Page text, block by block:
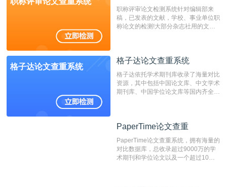
职称评审论文检测系统针对编辑部来
稿，已发表的文献，学校、事业单位职
称论文的检测!大部分杂志社用的文献
编辑部检测来稿和已发表的文献,检测
测时注意填写第一作者,才能排除已发
表文献复制比。（限制字符数1万）
格子达论文查重系统
格子达论文查重系统
格子达依托学术期刊库收录了海量对比
资源，其中包括中国论文库、中文学术
期刊库、中国学位论文库等国内齐全的
系统，可检测中文、英文两种语言的论
PaperTime论文查重
PaperTime论文查重系统，拥有海量的
对比数据库，总收录超过9000万的学
术期刊和学位论文以及一个超过10亿